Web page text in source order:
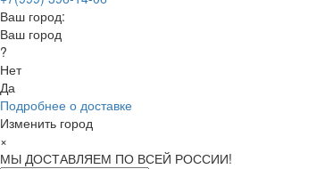
Ваш город:
Ваш город
?
Нет
Да
Подробнее о доставке
Изменить город
×
МЫ ДОСТАВЛЯЕМ ПО ВСЕЙ РОССИИ!